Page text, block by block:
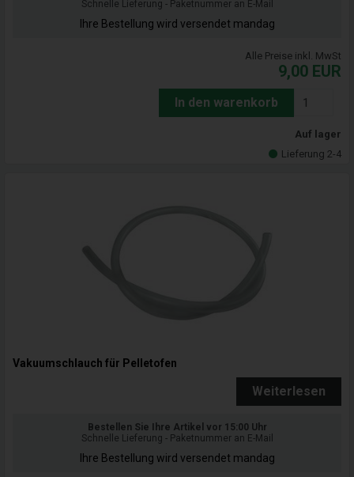
Schnelle Lieferung - Paketnummer an E-Mail
Ihre Bestellung wird versendet mandag
Alle Preise inkl. MwSt
9,00 EUR
In den warenkorb
Auf lager
Lieferung 2-4
Vakuumschlauch für Pelletofen
Weiterlesen
Bestellen Sie Ihre Artikel vor 15:00 Uhr
Schnelle Lieferung - Paketnummer an E-Mail
Ihre Bestellung wird versendet mandag